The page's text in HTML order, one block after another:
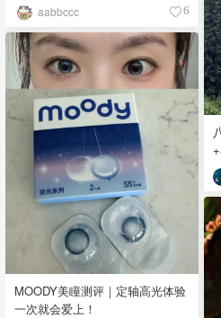
aabbccc 6
MOODY美瞳测评｜定轴高光体验
一次就会爱上！